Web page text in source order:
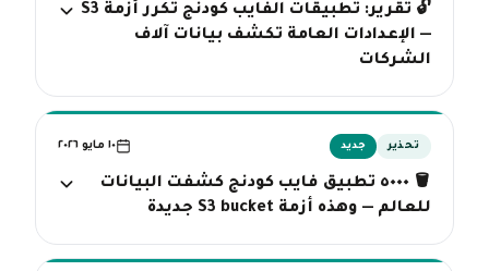
🔓 تقرير: تطبيقات الفايب كودنج تُكرر أزمة S3
— الإعدادات العامة تكشف بيانات آلاف
الشركات
تحذير جديد ١٠ مايو ٢٠٢٦
🪣 ٥٠٠٠ تطبيق فايب كودنج كشفت البيانات
للعالم — وهذه أزمة S3 bucket جديدة